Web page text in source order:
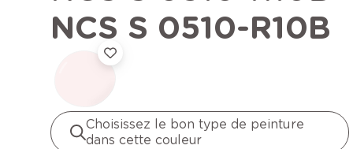
NCS S 0510-R10B
Choisissez le bon type de peinture
dans cette couleur